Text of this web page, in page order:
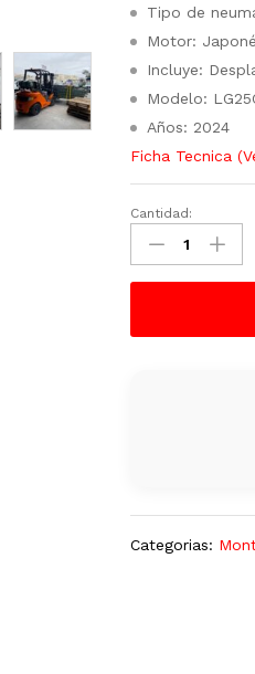
Tipo de
Motor:
Incluye:
Modelo:
Años: 2024
Ficha Tecnica
Montacargas
Lonking
Gas
5500
Cantidad:
Categorias: